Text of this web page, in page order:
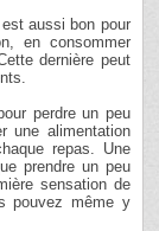
aussi bon pour
en consommer
dernière peut
perdre un peu
une alimentation
repas. Une
prendre un peu
sensation de
pouvez même y